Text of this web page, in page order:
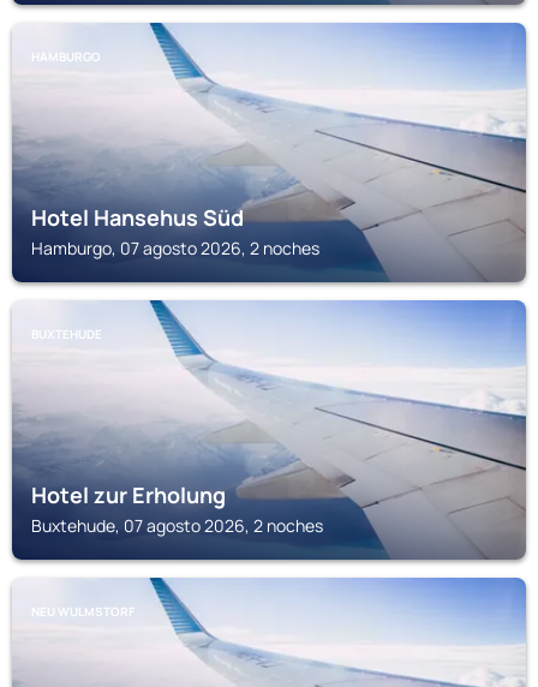
HAMBURGO
Hotel Hansehus Süd
Hamburgo, 07 agosto 2026, 2 noches
BUXTEHUDE
Hotel zur Erholung
Buxtehude, 07 agosto 2026, 2 noches
NEU WULMSTORF